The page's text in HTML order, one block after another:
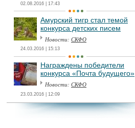
02.08.2016 | 17:43
Амурский тигр стал темой
конкурса детских писем
Новости: СКФО
24.03.2016 | 15:13
Награждены победители
конкурса «Почта будущего»
Новости: СКФО
23.03.2016 | 12:09